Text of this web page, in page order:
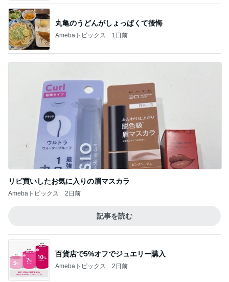
丸亀のうどんがしょっぱくて後悔
Amebaトピックス 1日前
リピ買いしたお気に入りの眉マスカラ
Amebaトピックス 2日前
記事を読む
百貨店で5%オフでジュエリー購入
Amebaトピックス 2日前